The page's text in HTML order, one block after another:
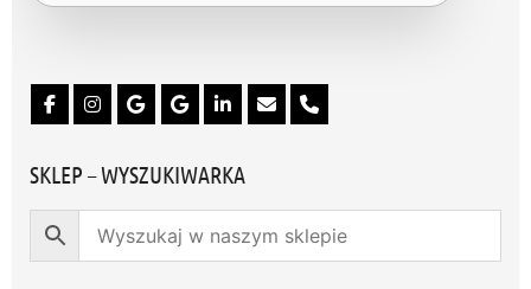
SKLEP – WYSZUKIWARKA